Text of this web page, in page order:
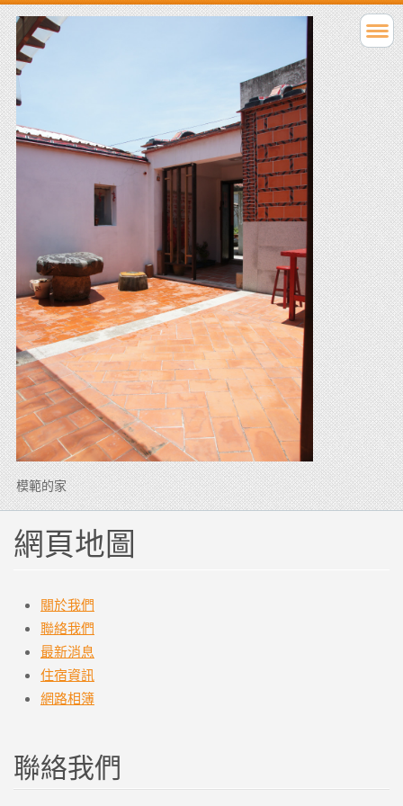
模範的家
網頁地圖
關於我們
聯絡我們
最新消息
住宿資訊
網路相簿
聯絡我們